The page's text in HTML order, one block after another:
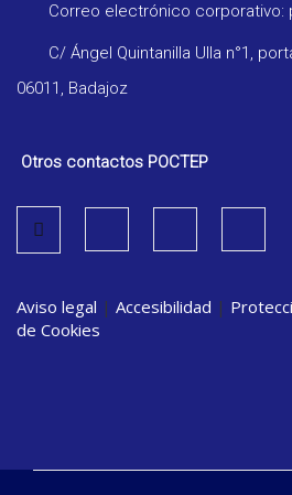
Correo electrónico corporativo:
C/ Ángel Quintanilla Ulla n°1,
06011, Badajoz
Otros contactos POCTEP
Aviso legal | Accesibilidad |
de Cookies